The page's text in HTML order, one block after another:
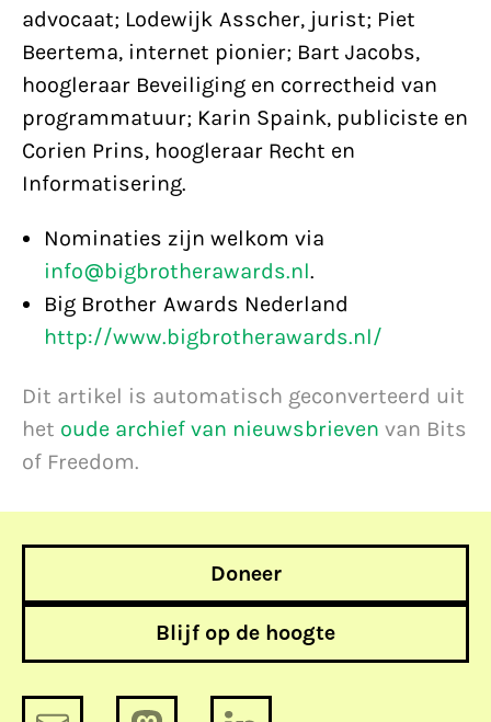
advocaat; Lodewijk Asscher, jurist; Piet
Beertema, internet pionier; Bart Jacobs,
hoogleraar Beveiliging en correctheid van
programmatuur; Karin Spaink, publiciste en
Corien Prins, hoogleraar Recht en
Informatisering.
Nominaties zijn welkom via
info@bigbrotherawards.nl.
Big Brother Awards Nederland
http://www.bigbrotherawards.nl/
Dit artikel is automatisch geconverteerd uit
het oude archief van nieuwsbrieven van Bits
of Freedom.
Doneer
Blijf op de hoogte